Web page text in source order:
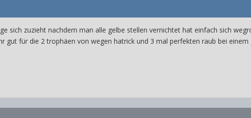
sich zuzieht nachdem man alle gelbe stellen vernichtet hat einfach sich
gut für die 2 trophäen von wegen hatrick und 3 mal perfekten raub bei